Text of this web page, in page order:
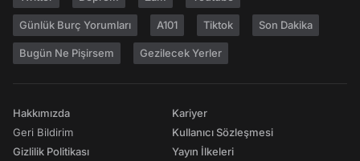
Günlük Burç Yorumları A101 Tiktok Son Dakika
Bugün Ne Pişirsem Gezilecek Yerler
Hakkımızda
Geri Bildirim
Gizlilik Politikası
Kariyer
Kullanıcı Sözleşmesi
Yayın İlkeleri